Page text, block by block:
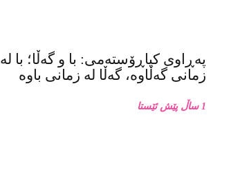
پەڕاوی کیاڕۆستەمی: با و گەڵا؛ با لە
زمانی گەڵاوە، گەڵا لە زمانی باوە
1 ساڵ پێش ئێستا